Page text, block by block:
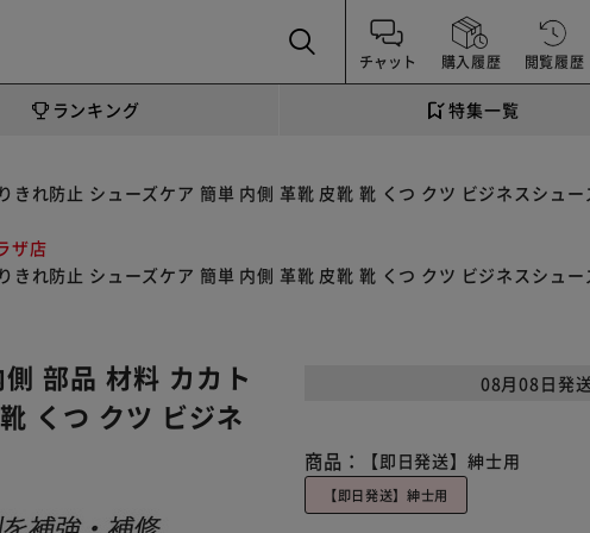
チャット 購入履歴 閲覧履歴
ランキング 特集一覧
れ防止 シューズケア 簡単 内側 革靴 皮靴 靴 くつ クツ ビジネスシュ
ザ店
れ防止 シューズケア 簡単 内側 革靴 皮靴 靴 くつ クツ ビジネスシュ
部品 材料 カカト
くつ クツ ビジネ
08月08日発
商品： 【即日発送】紳士用
【即日発送】紳士用